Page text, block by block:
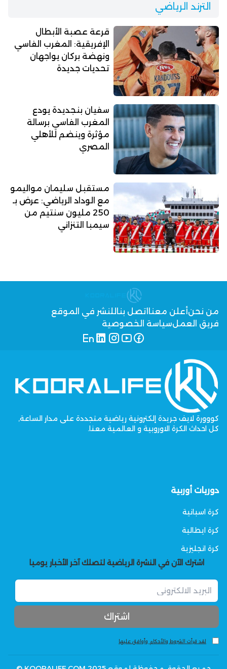
الترند الرياضي
قرعة عصبة الأبطال
الإفريقية: المغرب الفاسي
ونهضة بركان يواجهان
تحديات جديدة
سفيان بنجديدة يودع
المغرب الفاسي برسالة
مؤثرة وينضم للأهلي
المصري
مستقبل سليمان مواليمو
مع الوداد الرياضي: عرض بـ
250 مليون سنتيم من
سيمبا التنزاني
من نحنأعلن معنا اتصل بنا للنشر في الموقع
فريق العملسياسة الخصوصية
كووورة لايف جريدة إلكترونية رياضية متجددة على مدار الساعة,
كل احداث الكرة الاوروبية و العالمية معنا.
دوريات أوربية
كرة اسبانية
كرة ايطالية
كرة انجليزية
اشترك الآن في النشرة الرياضية لتصلك آخر الأخبار يوميا
لقد قرأت الشروط والأحكام وأوافق عليها